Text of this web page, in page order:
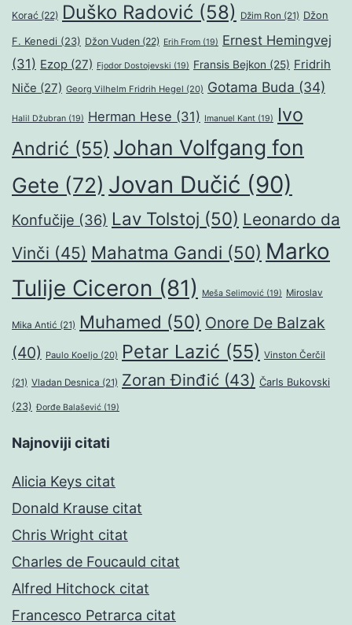
Korać (22) Duško Radović (58) Džim Ron (21) Džon
F. Kenedi (23) Džon Vuden (22) Erih From (19) Ernest Hemingvej
(31) Ezop (27) Fjodor Dostojevski (19) Fransis Bejkon (25) Fridrih
Niče (27) Georg Vilhelm Fridrih Hegel (20) Gotama Buda (34)
Halil Džubran (19) Herman Hese (31) Imanuel Kant (19)
Ivo
Andrić (55) Johan Volfgang fon
Gete (72) Jovan Dučić (90)
Konfučije (36) Lav Tolstoj (50) Leonardo da
Vinči (45) Mahatma Gandi (50) Marko
Tulije Ciceron (81) Meša Selimović (19) Miroslav
Mika Antić (21) Muhamed (50) Onore De Balzak
(40) Paulo Koeljo (20) Petar Lazić (55) Vinston Čerčil
(21) Vladan Desnica (21) Zoran Đinđić (43) Čarls Bukovski
(23) Đorđe Balašević (19)
Najnoviji citati
Alicia Keys citat
Donald Krause citat
Chris Wright citat
Charles de Foucauld citat
Alfred Hitchock citat
Francesco Petrarca citat